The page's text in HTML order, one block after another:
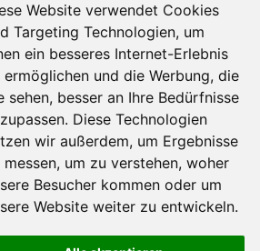
Website verwendet Cookies
Targeting Technologien, um
ein besseres Internet-Erlebnis
ermöglichen und die Werbung, die
sehen, besser an Ihre Bedürfnisse
Diese Technologien
wir außerdem, um Ergebnisse
messen, um zu verstehen, woher
Besucher kommen oder um
Website weiter zu entwickeln.
westfälischen...
1919396